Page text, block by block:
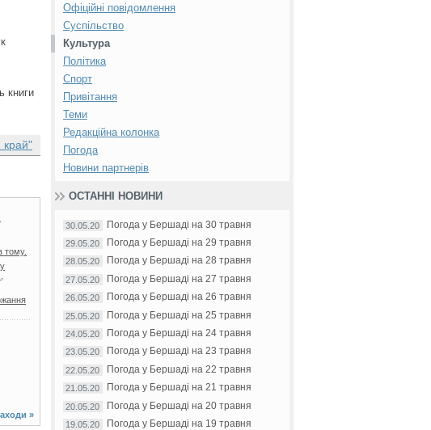
книги
край"
тому.
»
Офіційні повідомлення
Суспільство
Культура
Політика
Спорт
Привітання
Теми
Редакційна колонка
Погода
Новини партнерів
ОСТАННІ НОВИНИ
30.05.20 Погода у Бершаді на 30 травня
29.05.20 Погода у Бершаді на 29 травня
28.05.20 Погода у Бершаді на 28 травня
27.05.20 Погода у Бершаді на 27 травня
26.05.20 Погода у Бершаді на 26 травня
25.05.20 Погода у Бершаді на 25 травня
24.05.20 Погода у Бершаді на 24 травня
23.05.20 Погода у Бершаді на 23 травня
22.05.20 Погода у Бершаді на 22 травня
21.05.20 Погода у Бершаді на 21 травня
20.05.20 Погода у Бершаді на 20 травня
19.05.20 Погода у Бершаді на 19 травня